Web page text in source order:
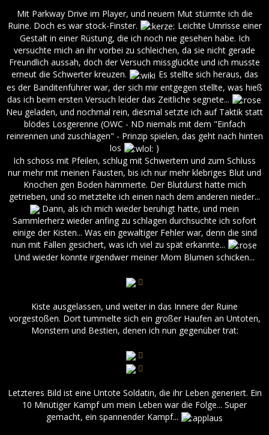
Mit Parkway Drive im Player, und neuem Mut stürmte ich die
Ruine. Doch es war stock-Finster.
Leichte Umrisse einer
Gestalt in einer Rüstung, die ich noch nie gesehen habe. Ich
versuchte mich an ihr vorbei zu schleichen, da sie nicht gerade
Freundlich aussah, doch der Versuch missglückte und ich musste
erneut die Schwerter kreuzen.
Es stellte sich heraus, das
es der Banditenführer war, der sich mir entgegen stellte, was hieß
das ich beim ersten Versuch leider das Zeitliche segnete...
Neu geladen, und nochmal rein, diesmal setzte ich auf Taktik statt
blödes Losgerenne (OWC - ND niemals mit dem "Einfach
reinrennen und zuschlagen" - Prinzip spielen, das geht nach hinten
los
)
Ich schoss mit Pfeilen, schlug mit Schwertern und zum Schluss
nur mehr mit meinen Fäusten, bis ich nur mehr klebriges Blut und
Knochen gen Boden hämmerte. Der Blutdurst hatte mich
getrieben, und so metztelte ich einen nach dem anderen nieder...
Dann, als ich mich wieder beruhigt hatte, und mein
Sammlerherz wieder anfing zu schlagen durchsuchte ich sofort
einige der Kisten... Was ein gewaltiger Fehler war, denn die sind
nun mit Fallen gesichert, was ich viel zu spät erkannte...
Und wieder konnte irgendwer meiner Mom Blumen schicken...
Kiste ausgelassen, und weiter in das Innere der Ruine
vorgestoßen. Dort tummelte sich ein großer Haufen an Untoten,
Monstern und Bestien, denen ich nun gegenüber trat:
Letzteres Bild ist eine Untote Soldatin, die ihr Leben generiert. Ein
10 Minütiger Kampf um mein Leben war die Folge... Super
gemacht, ein spannender Kampf...